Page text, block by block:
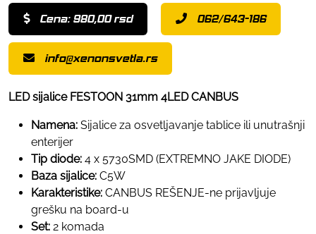
Cena: 980,00 rsd 062/643-186
info@xenonsvetla.rs
LED sijalice FESTOON 31mm 4LED CANBUS
Namena: Sijalice za osvetljavanje tablice ili unutrašnji
enterijer
Tip diode: 4 x 5730SMD (EXTREMNO JAKE DIODE)
Baza sijalice: C5W
Karakteristike: CANBUS REŠENJE-ne prijavljuje
grešku na board-u
Set: 2 komada